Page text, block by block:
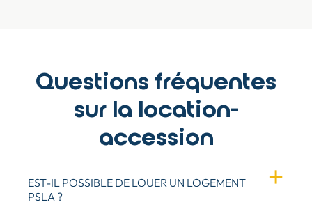
Questions fréquentes
sur la location-
accession
EST-IL POSSIBLE DE LOUER UN LOGEMENT
PSLA ?